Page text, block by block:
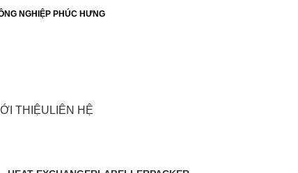
NGHIỆP PHÚC HƯNG
THIỆU LIÊN HỆ